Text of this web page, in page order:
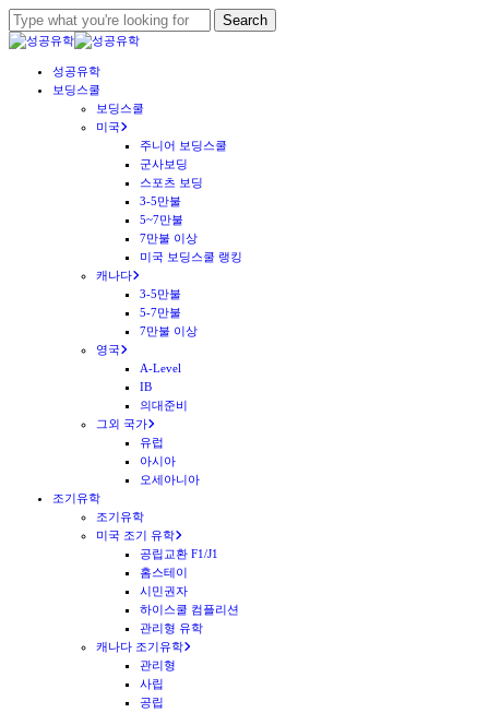
Skip
to
main
content
Search
Close
성공유학
보딩스쿨
보딩스쿨
미국
주니어 보딩스쿨
군사보딩
스포츠 보딩
3-5만불
5~7만불
7만불 이상
미국 보딩스쿨 랭킹
캐나다
3-5만불
5-7만불
7만불 이상
영국
A-Level
IB
의대준비
그외 국가
유럽
아시아
오세아니아
조기유학
조기유학
미국 조기 유학
공립교환 F1/J1
홈스테이
시민권자
하이스쿨 컴플리션
관리형 유학
캐나다 조기유학
관리형
사립
공립